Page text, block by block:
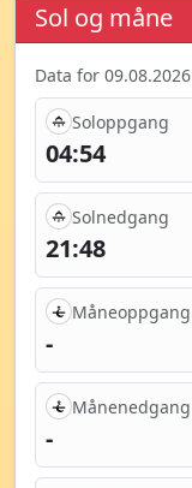
Sol og måne
Data for 09.08.2026
Soloppgang
04:54
Solnedgang
21:48
Måneoppgang
-
Månenedgang
-